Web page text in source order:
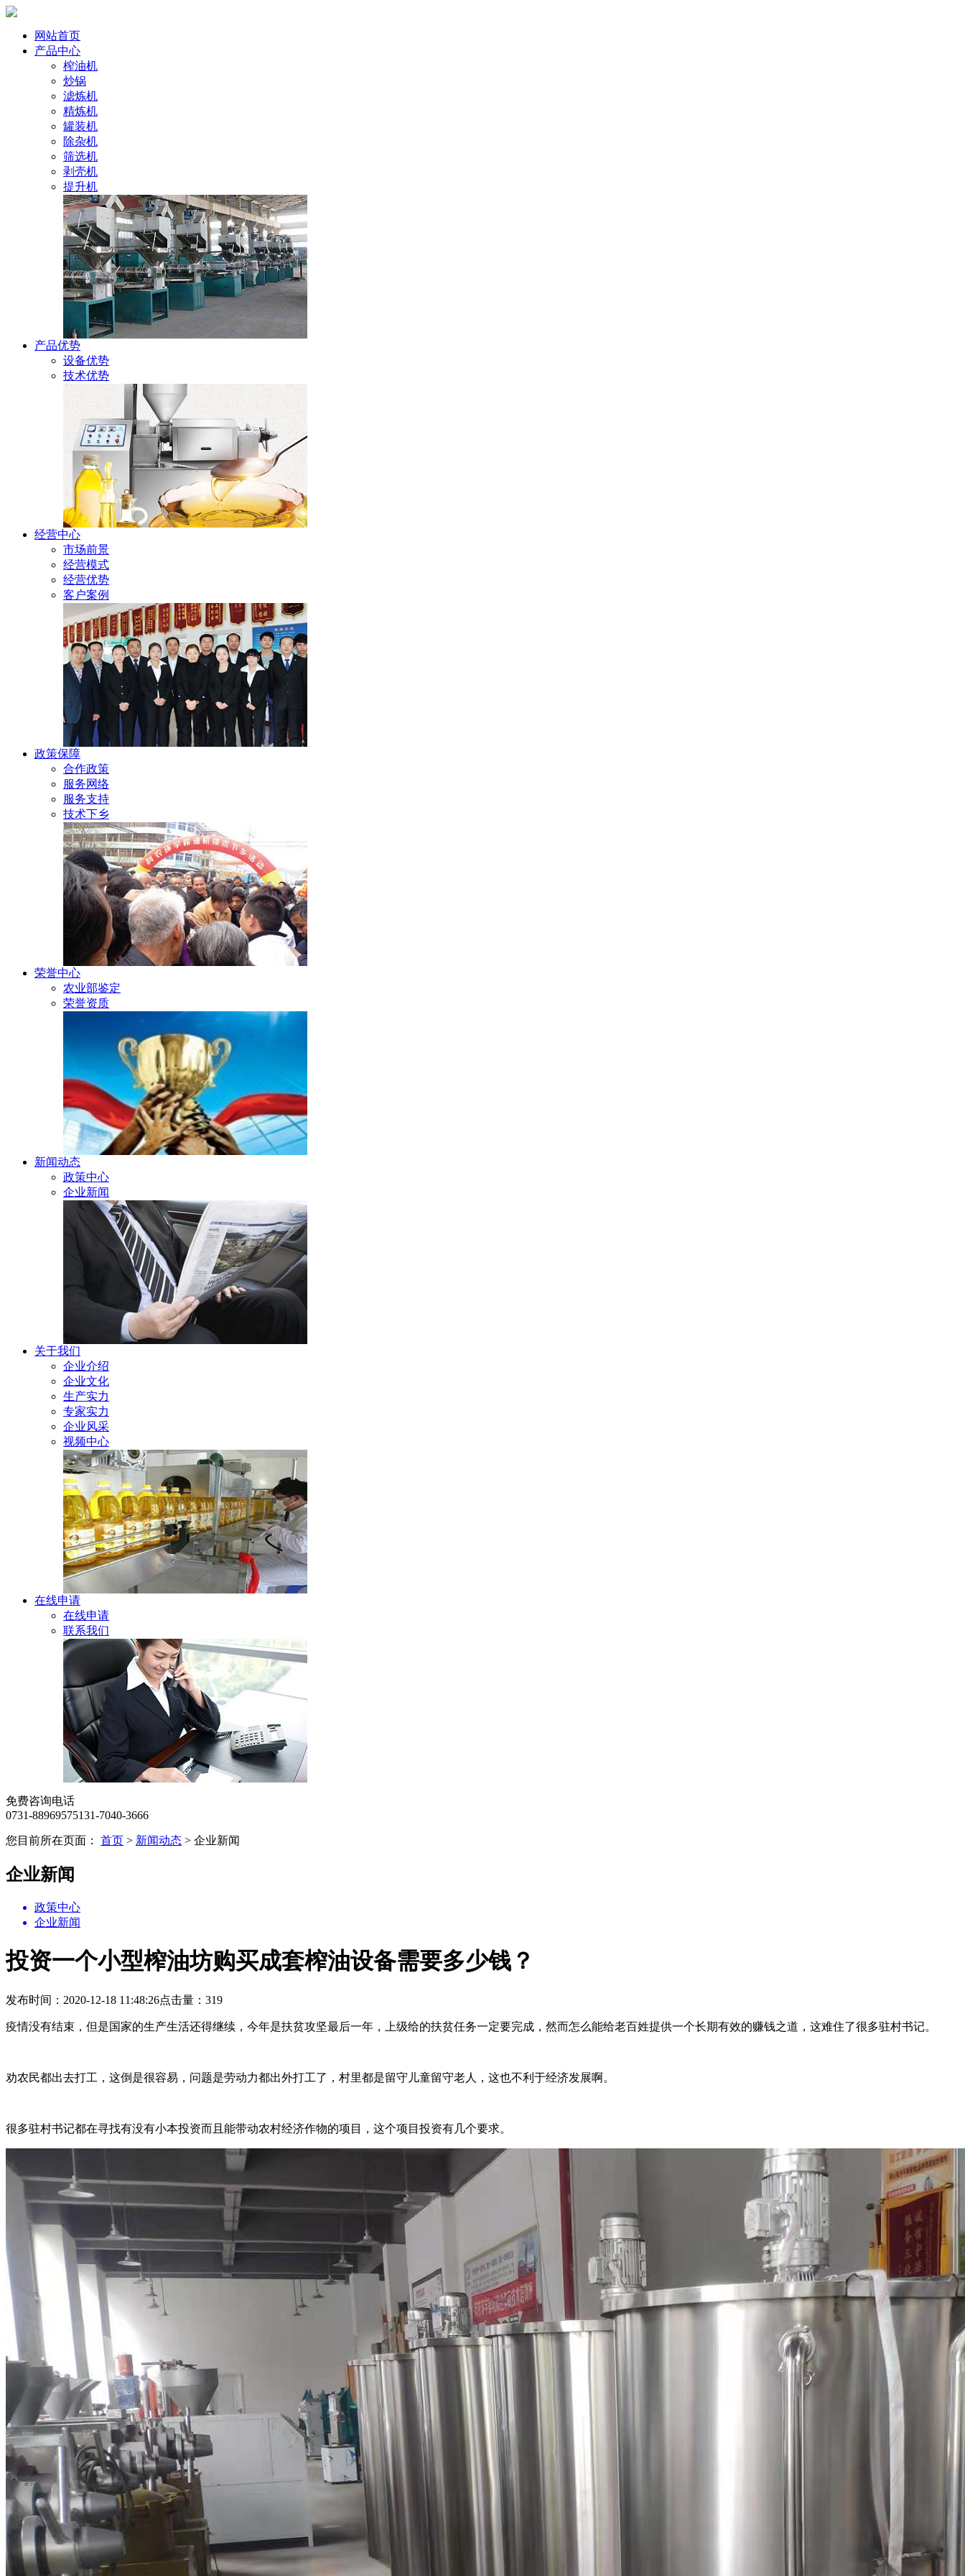
网站首页
产品中心
榨油机
炒锅
滤炼机
精炼机
罐装机
除杂机
筛选机
剥壳机
提升机
产品优势
设备优势
技术优势
经营中心
市场前景
经营模式
经营优势
客户案例
政策保障
合作政策
服务网络
服务支持
技术下乡
荣誉中心
农业部鉴定
荣誉资质
新闻动态
政策中心
企业新闻
关于我们
企业介绍
企业文化
生产实力
专家实力
企业风采
视频中心
在线申请
在线申请
联系我们
免费咨询电话
0731-88969575131-7040-3666
您目前所在页面： 首页 > 新闻动态 > 企业新闻
企业新闻
政策中心
企业新闻
投资一个小型榨油坊购买成套榨油设备需要多少钱？
发布时间：2020-12-18 11:48:26点击量： 319
疫情没有结束，但是国家的生产生活还得继续，今年是扶贫攻坚最后一年，上级给的扶贫任务一定要完成，然而怎么能给老百姓提供一个长期有效的赚钱之道，这难住了很多驻村书记。
劝农民都出去打工，这倒是很容易，问题是劳动力都出外打工了，村里都是留守儿童留守老人，这也不利于经济发展啊。
很多驻村书记都在寻找有没有小本投资而且能带动农村经济作物的项目，这个项目投资有几个要求。